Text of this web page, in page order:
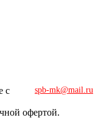
spb-mk@mail.ru
с
офертой.